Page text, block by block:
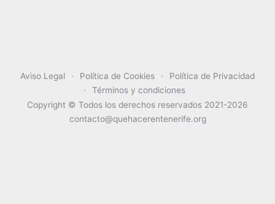
Aviso Legal Política de Cookies
Política de Privacidad
Términos y condiciones
Copyright © Todos los derechos reservados 2021-2026
contacto@quehacerentenerife.org